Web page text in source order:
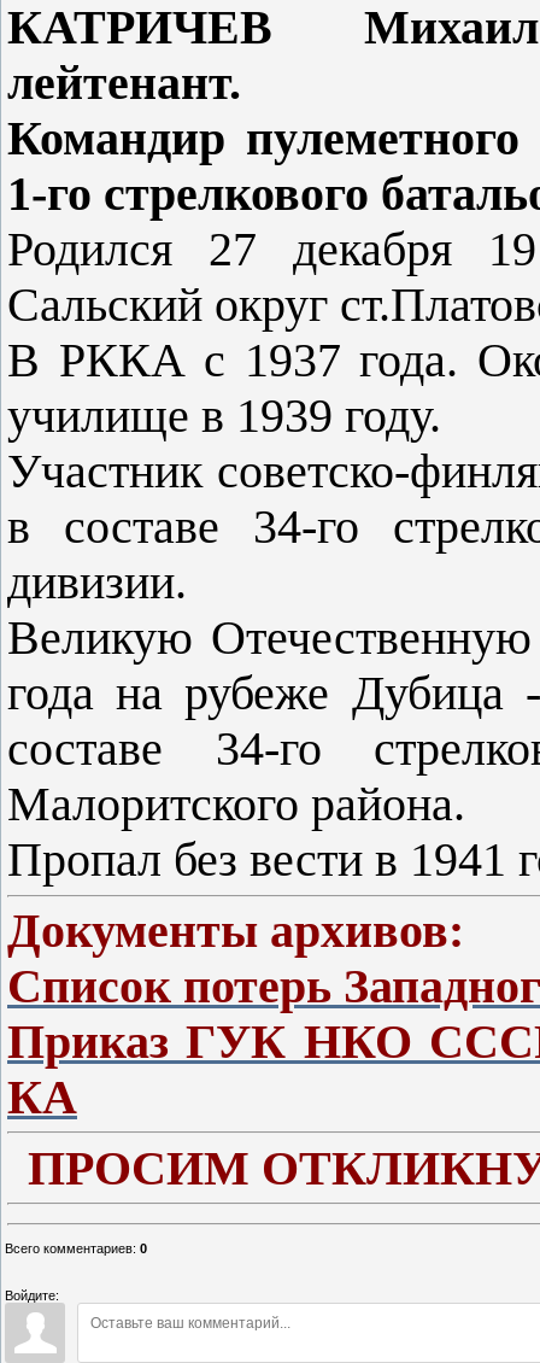
КАТРИЧЕВ
лейтенант.
Командир
1-го стрелкового
Родился 27 декабря
Сальский округ
В РККА с 1937 года.
училище в 1939 году.
Участник советско-
в составе 34-го
дивизии.
Великую
года на рубеже Дубица
составе 34-го
Малоритского района.
Пропал без вести в 1941
Документы архивов:
Список потерь
Приказ ГУК НКО СССР
КА
ПРОСИМ
Всего комментариев: 0
Войдите: